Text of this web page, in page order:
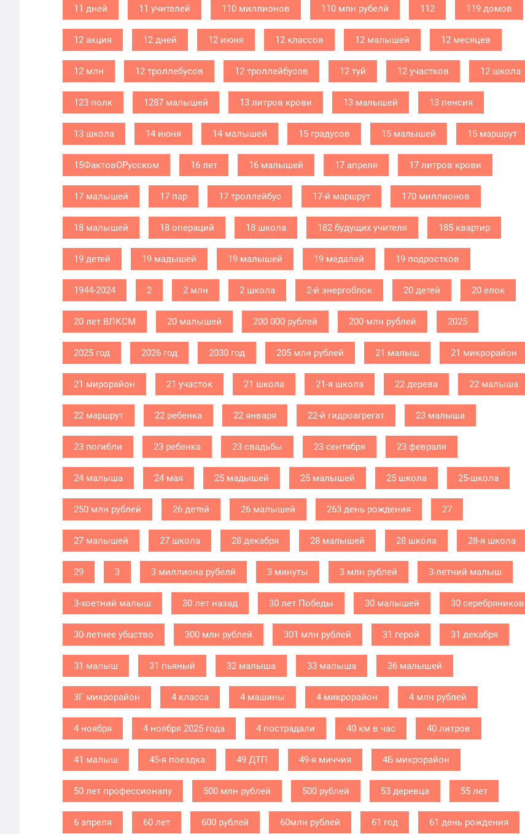
11 дней 11 учителей 110 миллионов 110 млн рубелй 112 119 домов
12 акция 12 дней 12 июня 12 классов 12 малышей 12 месяцев
12 млн 12 троллебусов 12 троллейбусов 12 туй 12 участков 12 школа
123 полк 1287 малышей 13 литров крови 13 малышей 13 пенсия
13 школа 14 июня 14 малышей 15 градусов 15 малышей 15 маршрут
15ФактовОРусском 16 лет 16 малышей 17 апреля 17 литров крови
17 малышей 17 пар 17 троллейбус 17-й маршрут 170 миллионов
18 малышей 18 операций 18 школа 182 будущих учителя 185 квартир
19 детей 19 мадышей 19 малышей 19 медалей 19 подростков
1944-2024 2 2 млн 2 школа 2-й энергоблок 20 детей 20 елок
20 лет ВЛКСМ 20 малышей 200 000 рублей 200 млн рублей 2025
2025 год 2026 год 2030 год 205 млн рублей 21 малыш 21 микрорайон
21 мирорайон 21 участок 21 школа 21-я школа 22 дерева 22 малыша
22 маршрут 22 ребенка 22 января 22-й гидроагрегат 23 малыша
23 погибли 23 ребенка 23 свадьбы 23 сентября 23 февраля
24 малыша 24 мая 25 мадышей 25 малышей 25 школа 25-школа
250 млн рублей 26 детей 26 малышей 263 день рождения 27
27 малышей 27 школа 28 декабря 28 малышей 28 школа 28-я школа
29 3 3 миллиона рубелй 3 минуты 3 млн рублей 3-летний малыш
3-хоетний малыш 30 лет назад 30 лет Победы 30 малышей 30 серебряников
30-летнее убцство 300 млн рублей 301 млн рублей 31 герой 31 декабря
31 малыш 31 пьяный 32 малыша 33 малыша 36 малышей
3Г микрорайон 4 класса 4 машины 4 микрорайон 4 млн рублей
4 ноября 4 ноября 2025 года 4 пострадали 40 км в час 40 литров
41 малыш 45-я поездка 49 ДТП 49-я миччия 4Б микрорайон
50 лет профессионалу 500 млн рублей 500 рублей 53 деревца 55 лет
6 апреля 60 лет 600 рублей 60млн рублей 61 год 61 день рождения